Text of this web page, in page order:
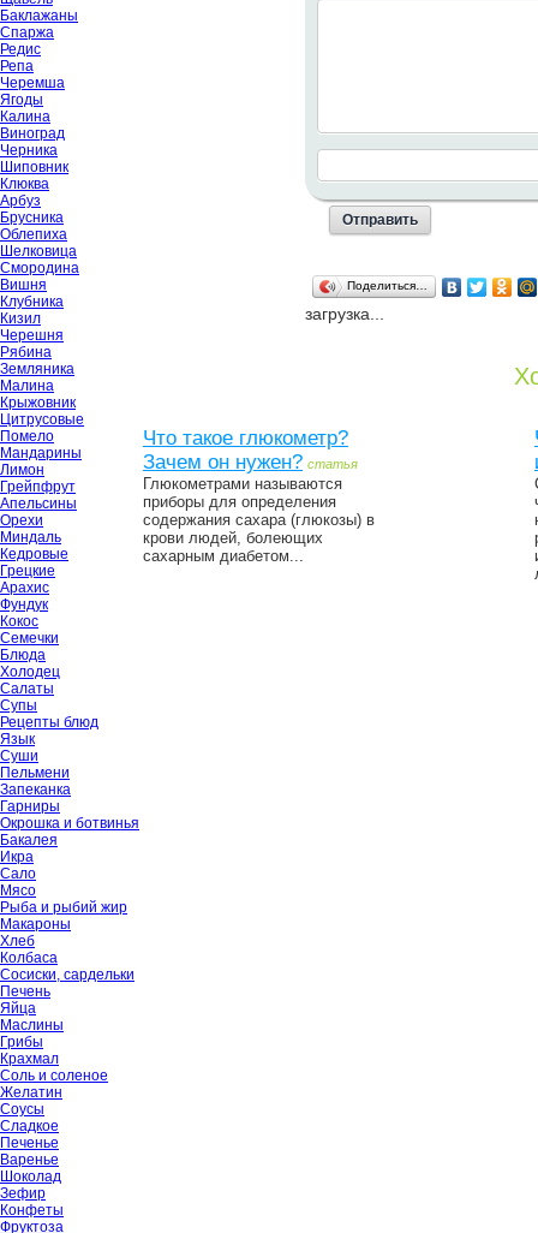
Баклажаны
Спаржа
Редис
Репа
Черемша
Ягоды
Калина
Виноград
Черника
Шиповник
Клюква
Арбуз
Брусника
Облепиха
Шелковица
Смородина
Вишня
Клубника
Кизил
Черешня
Рябина
Земляника
Малина
Крыжовник
Цитрусовые
Помело
Мандарины
Лимон
Грейпфрут
Апельсины
Орехи
Миндаль
Кедровые
Грецкие
Арахис
Фундук
Кокос
Семечки
Блюда
Холодец
Салаты
Супы
Рецепты блюд
Язык
Суши
Пельмени
Запеканка
Гарниры
Окрошка и ботвинья
Бакалея
Икра
Сало
Мясо
Рыба и рыбий жир
Макароны
Хлеб
Колбаса
Сосиски, сардельки
Печень
Яйца
Маслины
Грибы
Крахмал
Соль и соленое
Желатин
Соусы
Сладкое
Печенье
Варенье
Шоколад
Зефир
Конфеты
Фруктоза
Поделиться…
загрузка...
Что такое глюкометр?
Зачем он нужен? статья
Глюкометрами называются
приборы для определения
содержания сахара (глюкозы) в
крови людей, болеющих
сахарным диабетом...